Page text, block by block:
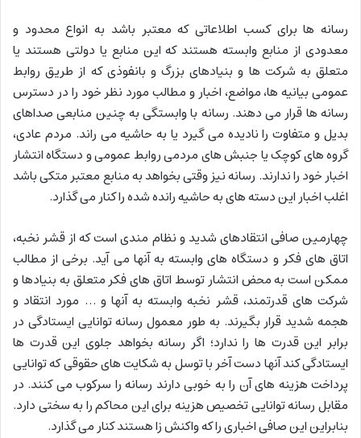
رسانه ها برای کسب اطلاعاتی که معتبر باشد به انواع محدود و
معدودی از منابع وابسته هستند که این منابع یا دولتی هستند یا
متعلق به شرکت ها و بنیادهای بزرگ و بانفوذی که از طریق روابط
عمومی بیانیه ها، مواضع، اخبار و مطالب مورد نظر خود را در دسترس
رسانه ها قرار می دهند. رسانه با وابستگی به چنین منابعی صداهای
بدیل و متفاوت را نادیده می گیرد یا به حاشیه می راند. مردم عادی،
گروه های کوچک یا جنبش های مردمی روابط عمومی و دستگاه انتشار
اخبار خود را ندارند. رسانه نیز وقتی بخواهد به منابع معتبر متکی باشد
اغلب اخبار این دسته های به حاشیه رانده شده را کنار می گذارد.
چهارمین صافی انتقادهای شدید و نظام مندی است که از قشر نخبه،
اتاق های فکر و دستگاه های وابسته به آنها می آید. برخی از مطالب
ممکن است به محض انتشار توسط اتاق های فکر متعلق به بنیادها و
شرکت های قدرتمند، قشر نخبه وابسته به آنها و … مورد انتقاد و
هجمه شدید قرار بگیرند. به طور معمول رسانه توانایی ایستادگی در
برابر این قدرت ها را ندارد؛ اگر رسانه بخواهد جلوی این قدرت ها
ایستادگی کند آنها دست آخر با توسل به شکایت های حقوقی که توانایی
پرداخت هزینه های آن را به خوبی دارند رسانه را سرکوب می کنند. در
مقابل رسانه توانایی تخصیص هزینه برای این محاکم را به سختی دارد.
بنابراین این صافی اخباری را که واکنش زا هستند کنار می گذارد.